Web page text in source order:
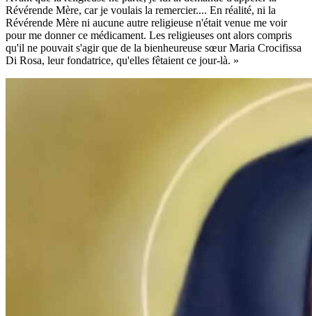
Révérende Mère, car je voulais la remercier.... En réalité, ni la
Révérende Mère ni aucune autre religieuse n'était venue me voir
pour me donner ce médicament. Les religieuses ont alors compris
qu'il ne pouvait s'agir que de la bienheureuse sœur Maria Crocifissa
Di Rosa, leur fondatrice, qu'elles fêtaient ce jour-là. »